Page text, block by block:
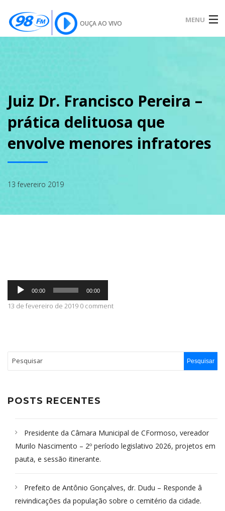
OUÇA AO VIVO MENU
SOBRE
NOTÍCIAS
CONTATO
Juiz Dr. Francisco Pereira –
prática delituosa que
envolve menores infratores
13 fevereiro 2019
Tocador
áudio
00:00 00:00
13 de fevereiro de 2019 0 comment
POSTS RECENTES
Presidente da Câmara Municipal de CFormoso, vereador
Murilo Nascimento – 2º período legislativo 2026, projetos em
pauta, e sessão itinerante.
Prefeito de Antônio Gonçalves, dr. Dudu – Responde â
reivindicações da população sobre o cemitério da cidade.